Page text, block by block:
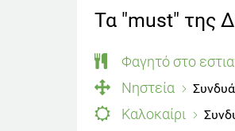
Τα "must" της
Φαγητό στο
Νηστεία
Καλοκαίρι